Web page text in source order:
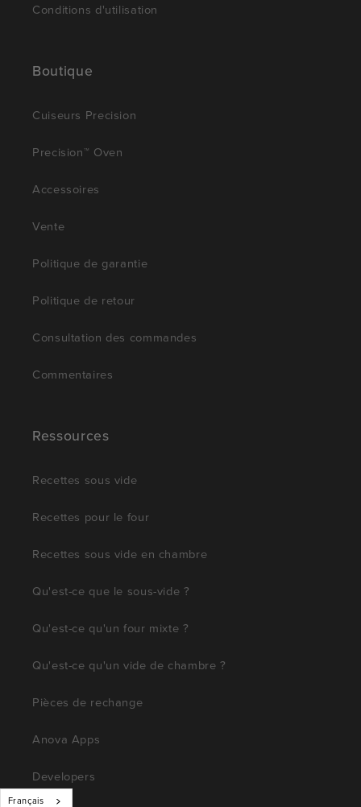
Conditions d'utilisation
Boutique
Cuiseurs Precision
Precision™ Oven
Accessoires
Vente
Politique de garantie
Politique de retour
Consultation des commandes
Commentaires
Ressources
Recettes sous vide
Recettes pour le four
Recettes sous vide en chambre
Qu'est-ce que le sous-vide ?
Qu'est-ce qu'un four mixte ?
Qu'est-ce qu'un vide de chambre ?
Pièces de rechange
Anova Apps
Developers
Français